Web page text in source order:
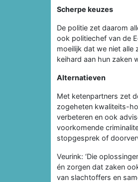
Scherpe keuzes
De politie zet daarom
ook politiechef van de
moeilijk dat we niet alle
keihard aan hun zaken
Alternatieven
Met ketenpartners zet
zogeheten kwaliteits-
verbeteren en ook
voorkomende
stopgesprek of
Veurink: ‘Die
én zorgen dat zaken
van slachtoffers en